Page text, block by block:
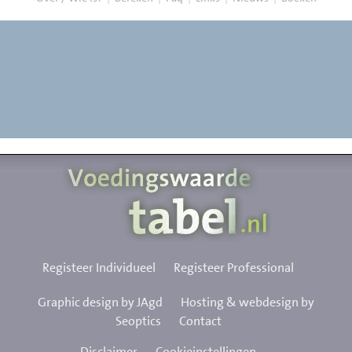
Registeer Individueel Registeer Professional
Graphic design by JAgd
Hosting & webdesign by
Seoptics
Contact